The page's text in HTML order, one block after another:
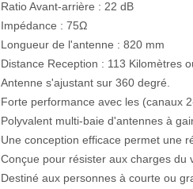
Ratio Avant-arrière : 22 dB
Impédance : 75Ω
Longueur de l'antenne : 820 mm
Distance Reception : 113 Kilomètres
Antenne s'ajustant sur 360 degré.
Forte performance avec les (canaux
Polyvalent multi-baie d'antennes à
Une conception efficace permet une
Conçue pour résister aux charges du
Destiné aux personnes à courte ou